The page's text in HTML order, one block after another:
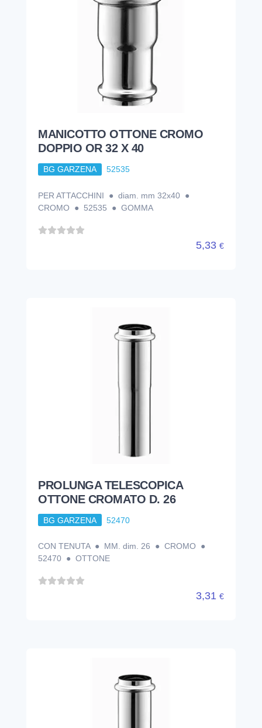
MANICOTTO OTTONE CROMO
DOPPIO OR 32 X 40
BG GARZENA 52535
PER ATTACCHINI ● diam. mm 32x40 ●
CROMO ● 52535 ● GOMMA
5,33 €
PROLUNGA TELESCOPICA
OTTONE CROMATO D. 26
BG GARZENA 52470
CON TENUTA ● MM. dim. 26 ● CROMO ●
52470 ● OTTONE
3,31 €